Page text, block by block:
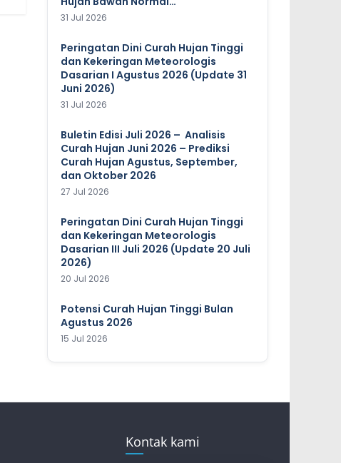
31 Jul 2026
Peringatan Dini Curah Hujan Tinggi
dan Kekeringan Meteorologis
Dasarian I Agustus 2026 (Update 31
Juni 2026)
31 Jul 2026
Buletin Edisi Juli 2026 – Analisis
Curah Hujan Juni 2026 – Prediksi
Curah Hujan Agustus, September,
dan Oktober 2026
27 Jul 2026
Peringatan Dini Curah Hujan Tinggi
dan Kekeringan Meteorologis
Dasarian III Juli 2026 (Update 20 Juli
2026)
20 Jul 2026
Potensi Curah Hujan Tinggi Bulan
Agustus 2026
15 Jul 2026
Kontak kami